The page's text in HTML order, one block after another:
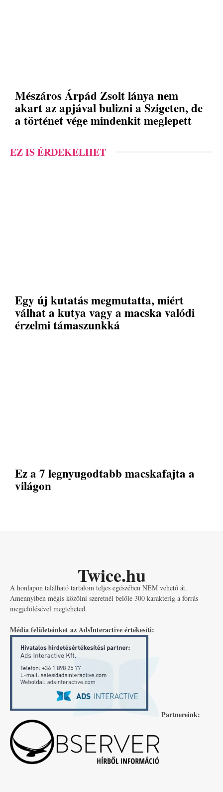
Mészáros Árpád Zsolt lánya nem
akart az apjával bulizni a Szigeten, de
a történet vége mindenkit meglepett
EZ IS ÉRDEKELHET
Egy új kutatás megmutatta, miért
válhat a kutya vagy a macska valódi
érzelmi támaszunkká
Ez a 7 legnyugodtabb macskafajta a
világon
Twice.hu
A honlapon található tartalom teljes egészében NEM vehető át.
Amennyiben mégis közölni szeretnél belőle 300 karakterig a forrás
megjelölésével megteheted.
Média felületeinket az AdsInteractive értékesíti:
Partnereink: